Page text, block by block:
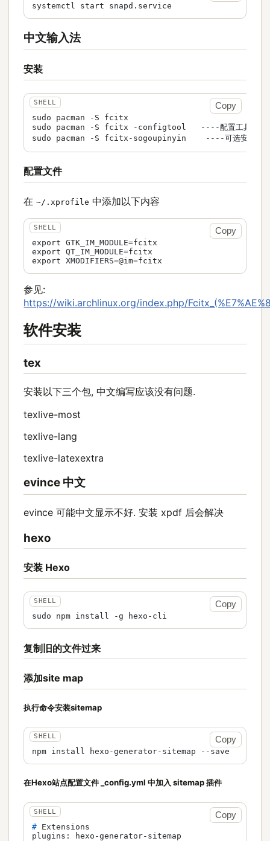
systemctl start snapd.service
中文输入法
安装
sudo pacman -S fcitx
sudo pacman -S fcitx -configtool   ----配置工具
sudo pacman -S fcitx-sogoupinyin    ----可选安装，
Copy
配置文件
在~/.xprofile 中添加以下内容
export GTK_IM_MODULE=fcitx
export QT_IM_MODULE=fcitx
export XMODIFIERS=@im=fcitx
Copy
参见:
https://wiki.archlinux.org/index.php/
软件安装
tex
安装以下三个包, 中文编写应该没有问题.
texlive-most
texlive-lang
texlive-latexextra
evince 中文
evince 可能中文显示不好. 安装 xpdf 后会解决
hexo
安装 Hexo
sudo npm install -g hexo-cli
Copy
复制旧的文件过来
添加site map
执行命令安装sitemap
npm install hexo-generator-sitemap --save
Copy
在Hexo站点配置文件 _config.yml 中加入 sitemap 插件
# Extensions
plugins: hexo-generator-sitemap
Copy